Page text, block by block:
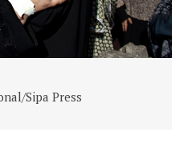
Sipa Press